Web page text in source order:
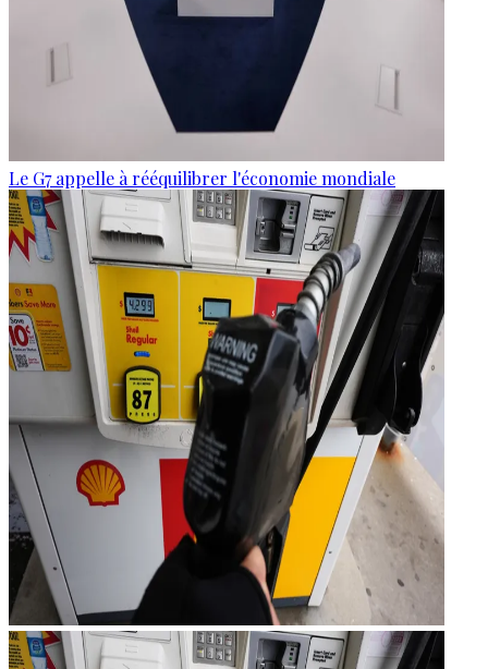
Le G7 appelle à rééquilibrer l'économie mondiale